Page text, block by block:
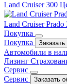
Land Cruiser 300
Land Cruiser Prado
Покупка
Покупка
Автомобили в
Лизинг
Сервис
Сервис
Заказать